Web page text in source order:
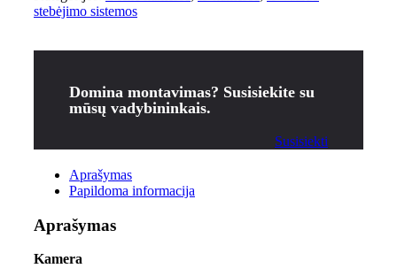
stebėjimo sistemos
Domina montavimas? Susisiekite su
mūsų vadybininkais.
Susisiekti
Aprašymas
Papildoma informacija
Aprašymas
Kamera